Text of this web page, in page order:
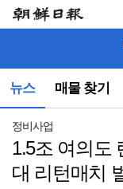
뉴스 매물 찾기
뉴
(컨
정비사업
1.5조 여의도
대 리턴매치